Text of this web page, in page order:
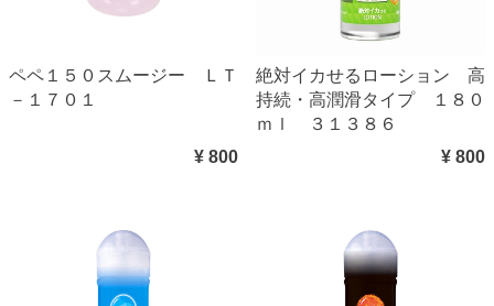
ペペ１５０スムージー ＬＴ
－１７０１
¥ 800
絶対イカせるローション 高
持続・高潤滑タイプ １８０
ｍｌ ３１３８６
¥ 800